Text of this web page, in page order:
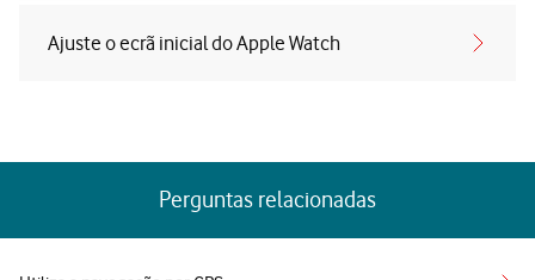
Ajuste o ecrã inicial do Apple Watch
Perguntas relacionadas